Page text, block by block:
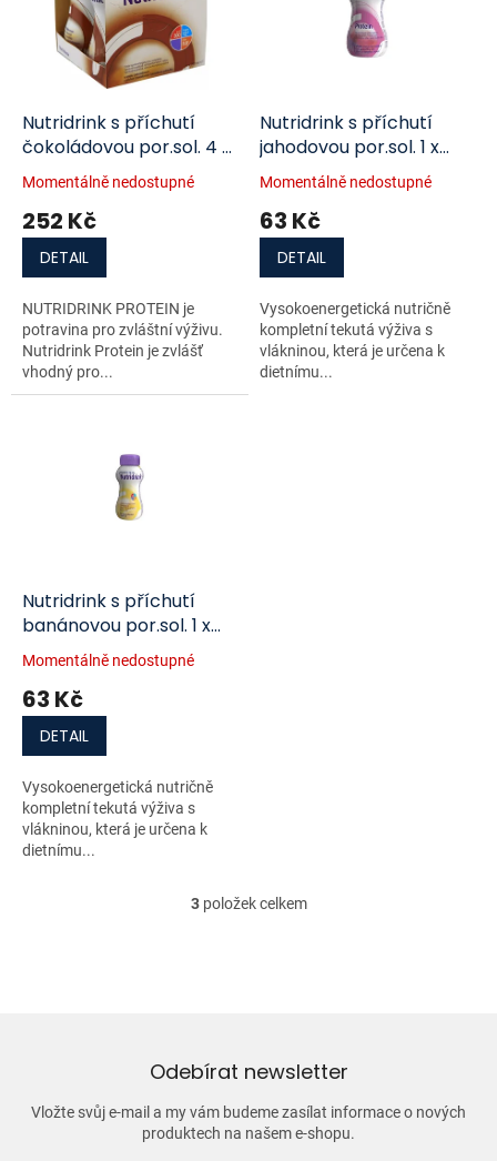
ů
d
u
Nutridrink s příchutí
čokoládovou por.sol. 4 x
200 ml
Momentálně nedostupné
252 Kč
DETAIL
NUTRIDRINK PROTEIN je
potravina pro zvláštní výživu.
Nutridrink Protein je zvlášť
vhodný pro...
Nutridrink s příchutí
jahodovou por.sol. 1 x
200 ml
Momentálně nedostupné
63 Kč
DETAIL
Vysokoenergetická nutričně
kompletní tekutá výživa s
vlákninou, která je určena k
dietnímu...
Nutridrink s příchutí
banánovou por.sol. 1 x
200 ml
Momentálně nedostupné
63 Kč
DETAIL
Vysokoenergetická nutričně
kompletní tekutá výživa s
vlákninou, která je určena k
dietnímu...
O
í
p
r
v
k
3položek celkem
Odebírat newsletter
Vložte svůj e-mail a my vám budeme zasílat informace o nových
produktech na našem e-shopu.